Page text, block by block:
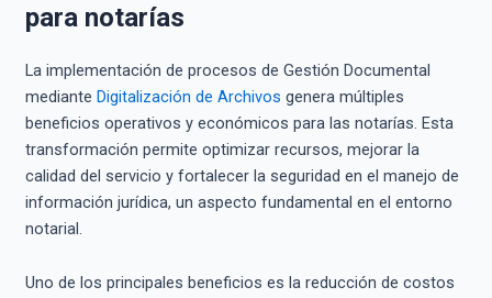
para notarías
La implementación de procesos de Gestión Documental
mediante Digitalización de Archivos genera múltiples
beneficios operativos y económicos para las notarías. Esta
transformación permite optimizar recursos, mejorar la
calidad del servicio y fortalecer la seguridad en el manejo de
información jurídica, un aspecto fundamental en el entorno
notarial.
Uno de los principales beneficios es la reducción de costos